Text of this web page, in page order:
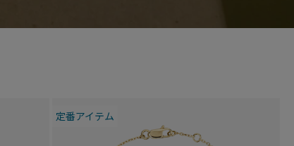
定番アイテム